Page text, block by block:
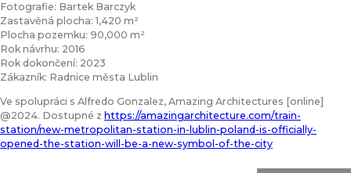
Fotografie: Bartek Barczyk
Zastavěná plocha: 1,420 m²
Plocha pozemku: 90,000 m²
Rok návrhu: 2016
Rok dokončení: 2023
Zákazník: Radnice města Lublin
Ve spolupráci s Alfredo Gonzalez, Amazing Architectures [online]
@2024. Dostupné z https://amazingarchitecture.com/train-
station/new-metropolitan-station-in-lublin-poland-is-officially-
opened-the-station-will-be-a-new-symbol-of-the-city